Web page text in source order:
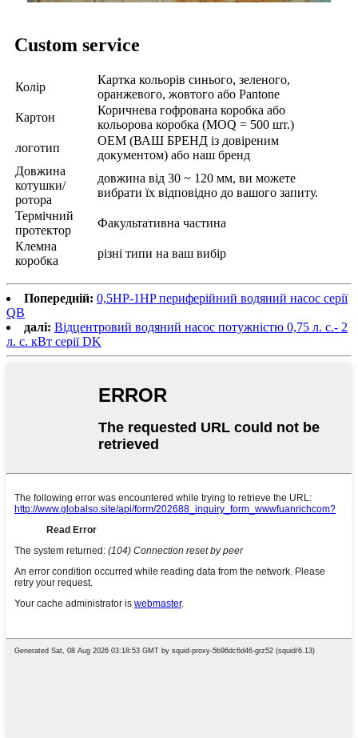
Custom service
Колір
Картка кольорів синього, зеленого,
оранжевого, жовтого або Pantone
Картон
Коричнева гофрована коробка або
кольорова коробка (MOQ = 500 шт.)
логотип
OEM (ВАШ БРЕНД із довіреним
документом) або наш бренд
Довжина
котушки/
ротора
довжина від 30 ~ 120 мм, ви можете
вибрати їх відповідно до вашого запиту.
Термічний
протектор
Факультативна частина
Клемна
коробка
різні типи на ваш вибір
Попередній: 0,5HP-1HP периферійний водяний насос серії
QB
далі: Відцентровий водяний насос потужністю 0,75 л. с.- 2
л. с. кВт серії DK